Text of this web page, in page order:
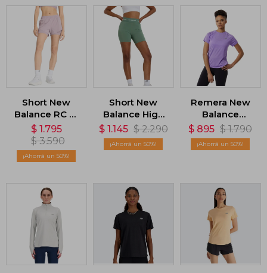
Short New
Balance RC 2-
in-1 - Violeta
$ 1.795
$ 3.590
50
Short New
Balance High
Rise 5 - Verde
$ 1.145 $ 2.290
50
Remera New
Balance
Impact Run -
Violeta
$ 895 $ 1.790
50